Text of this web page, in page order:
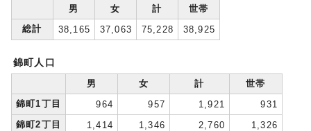
男 女 計
世帯
総計
38,165 37,063 75,228 38,925
錦町人口
男 女 計
世帯
錦町1丁目
964 957 1,921
931
錦町2丁目
1,414 1,346 2,760
1,326